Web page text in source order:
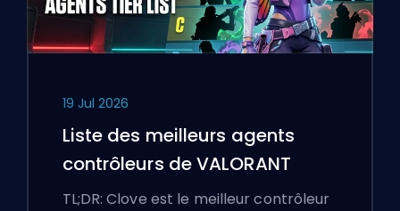
19 Jul 2026
Liste des meilleurs agents
contrôleurs de VALORANT
TL;DR: Clove est le meilleur contrôleur